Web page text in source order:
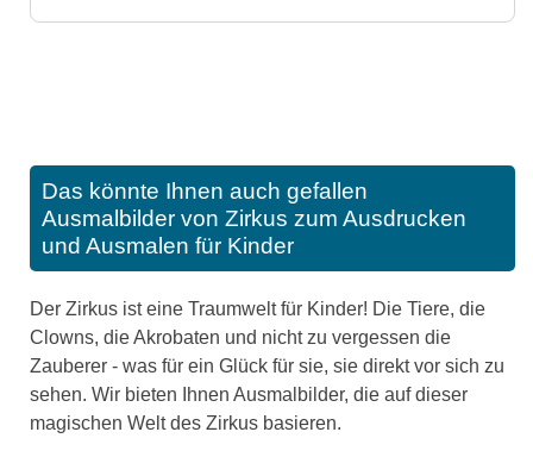
Das könnte Ihnen auch gefallen
Ausmalbilder von Zirkus zum Ausdrucken
und Ausmalen für Kinder
Der Zirkus ist eine Traumwelt für Kinder! Die Tiere, die
Clowns, die Akrobaten und nicht zu vergessen die
Zauberer - was für ein Glück für sie, sie direkt vor sich zu
sehen. Wir bieten Ihnen Ausmalbilder, die auf dieser
magischen Welt des Zirkus basieren.